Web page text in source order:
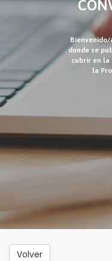
donde se
cubrir en la
la
Volver